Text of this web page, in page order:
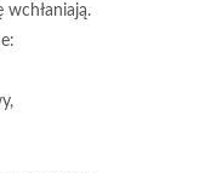
wchłaniają.
,